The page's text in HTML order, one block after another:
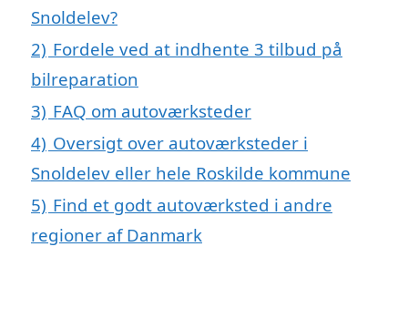
Snoldelev?
2) Fordele ved at indhente 3 tilbud på
bilreparation
3) FAQ om autoværksteder
4) Oversigt over autoværksteder i
Snoldelev eller hele Roskilde kommune
5) Find et godt autoværksted i andre
regioner af Danmark